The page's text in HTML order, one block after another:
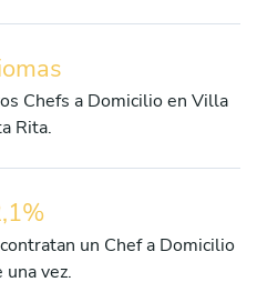
Chefs a Domicilio en Villa
Rita.
un Chef a Domicilio
una vez.